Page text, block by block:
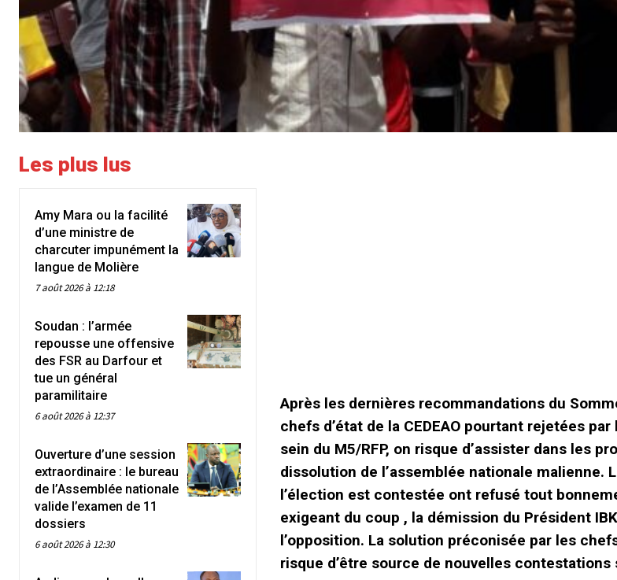
Les plus lus
Amy Mara ou la facilité
d’une ministre de
charcuter impunément la
langue de Molière
7 août 2026 à 12:18
Soudan : l’armée
repousse une offensive
des FSR au Darfour et
tue un général
paramilitaire
6 août 2026 à 12:37
Ouverture d’une session
extraordinaire : le bureau
de l’Assemblée nationale
valide l’examen de 11
dossiers
6 août 2026 à 12:30
Après les dernières recommandations du
chefs d’état de la CEDEAO pourtant rejetées
sein du M5/RFP, on risque d’assister dans les
dissolution de l’assemblée nationale malienne.
l’élection est contestée ont refusé tout
exigeant du coup , la démission du Président
l’opposition. La solution préconisée par les chefs
risque d’être source de nouvelles contestations